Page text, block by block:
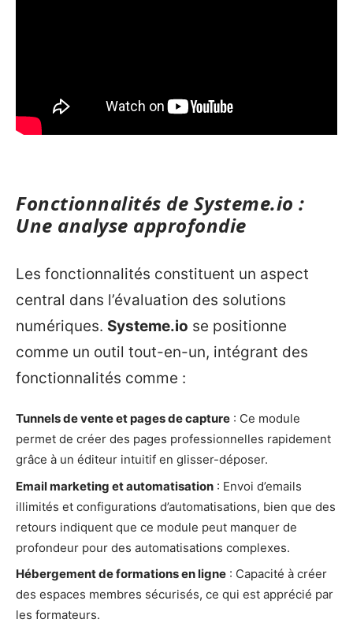
Fonctionnalités de Systeme.io :
Une analyse approfondie
Les fonctionnalités constituent un aspect
central dans l’évaluation des solutions
numériques. Systeme.io se positionne
comme un outil tout-en-un, intégrant des
fonctionnalités comme :
Tunnels de vente et pages de capture : Ce module
permet de créer des pages professionnelles rapidement
grâce à un éditeur intuitif en glisser-déposer.
Email marketing et automatisation : Envoi d’emails
illimités et configurations d’automatisations, bien que des
retours indiquent que ce module peut manquer de
profondeur pour des automatisations complexes.
Hébergement de formations en ligne : Capacité à créer
des espaces membres sécurisés, ce qui est apprécié par
les formateurs.